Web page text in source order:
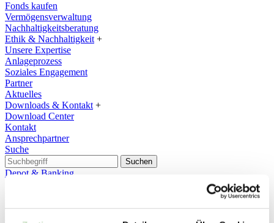
Fonds kaufen
Vermögensverwaltung
Nachhaltigkeitsberatung
Ethik & Nachhaltigkeit +
Unsere Expertise
Anlageprozess
Soziales Engagement
Partner
Aktuelles
Downloads & Kontakt +
Download Center
Kontakt
Ansprechpartner
Suche
Suchen
Depot & Banking
Der Nachhaltigkeitsreport ist